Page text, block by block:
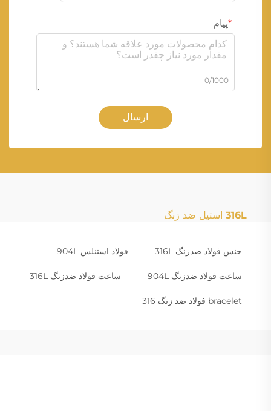
پیام
0/1000
ارسال
316L استیل ضد زنگ
جنس فولاد ضدزنگ 316L فولاد استنلس 904L
ساعت فولاد ضدزنگ 904L ساعت فولاد ضدزنگ 316L
bracelet فولاد ضد زنگ 316